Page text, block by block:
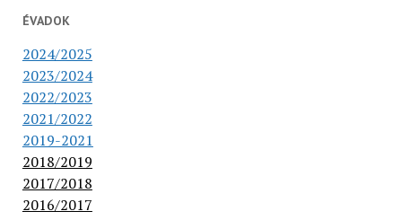
ÉVADOK
2024/2025
2023/2024
2022/2023
2021/2022
2019-2021
2018/2019
2017/2018
2016/2017